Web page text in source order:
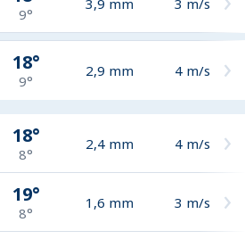
9°
18°
9°
2,9 mm 4 m/s
18°
8°
2,4 mm 4 m/s
19°
8°
1,6 mm 3 m/s